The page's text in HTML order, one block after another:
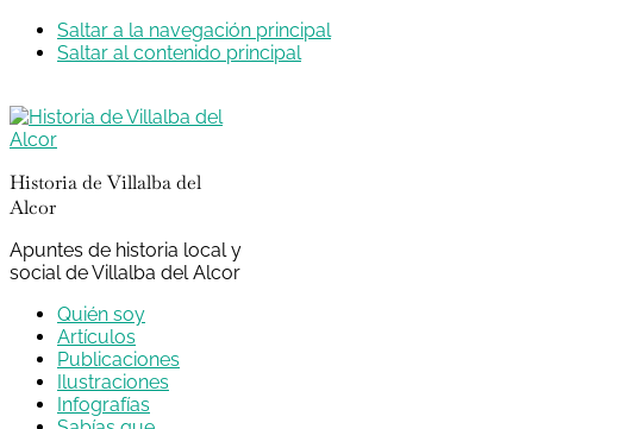
Saltar a la navegación principal
Saltar al contenido principal
Historia de Villalba del
Alcor
Apuntes de historia local y
social de Villalba del Alcor
Quién soy
Artículos
Publicaciones
Ilustraciones
Infografías